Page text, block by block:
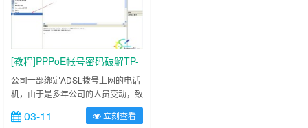
[教程]PPPoE帐号密码破解TP-
Link路由器上网帐号密码
公司一部绑定ADSL拨号上网的电话
机，由于是多年公司的人员变动，致
使此部话机机主信息丢失；然后想更
换老路由器，但是一直是宽带账号和
03-11 立刻查看